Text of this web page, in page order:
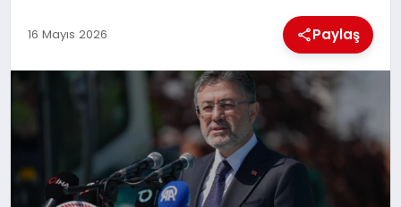
MAGAZIN
SPOR
16 Mayıs 2026 Paylaş